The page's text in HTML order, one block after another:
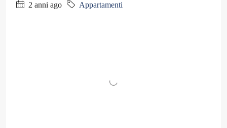
2 anni ago Appartamenti